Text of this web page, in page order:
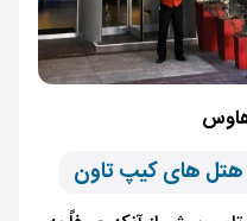
هتل های کیپ تاون